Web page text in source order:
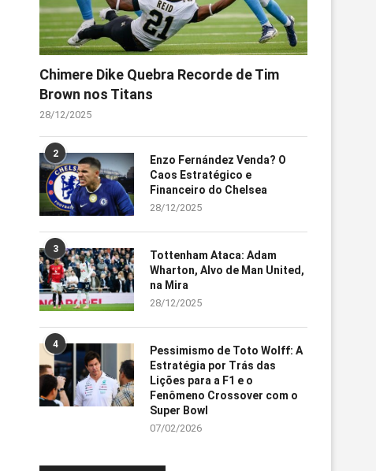
Chimere Dike Quebra Recorde de Tim
Brown nos Titans
28/12/2025
2
Enzo Fernández Venda? O
Caos Estratégico e
Financeiro do Chelsea
28/12/2025
3
Tottenham Ataca: Adam
Wharton, Alvo de Man United,
na Mira
28/12/2025
4
Pessimismo de Toto Wolff: A
Estratégia por Trás das
Lições para a F1 e o
Fenômeno Crossover com o
Super Bowl
07/02/2026